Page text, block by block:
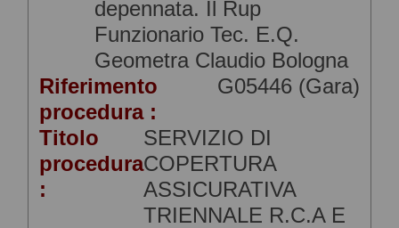
depennata. Il Rup
Funzionario Tec. E.Q.
Geometra Claudio Bologna
Riferimento
procedura :
G05446 (Gara)
Titolo
procedura
:
SERVIZIO DI
COPERTURA
ASSICURATIVA
TRIENNALE R.C.A E